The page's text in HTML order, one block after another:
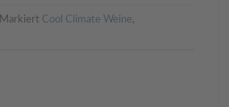
Markiert Cool Climate Weine,